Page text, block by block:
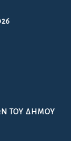
ΤΟΥ ΔΉΜΟΥ